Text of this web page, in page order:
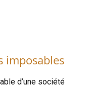
imposables
d’une société